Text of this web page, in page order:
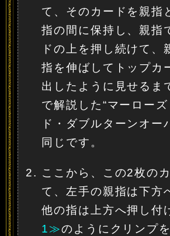
て、そのカードを親指
指の間に保持し、親指
ドの上を押し続けて、
指を伸ばしてトップカ
出したように見せるま
で解説した“マーロー
ド・ダブルターンオー
同じです。
ここから、この2枚の
て、左手の親指は下方
他の指は上方へ押し付
1≫のようにクリンプ